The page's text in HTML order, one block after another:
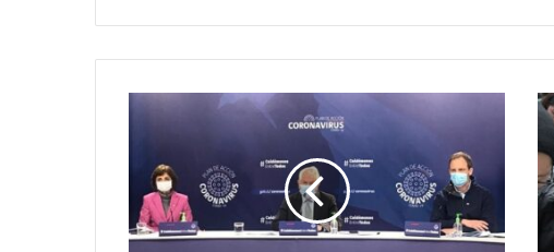
Covid-
reporta
mayor
alza
de
de